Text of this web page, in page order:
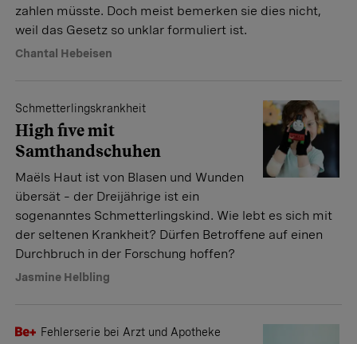
zahlen müsste. Doch meist bemerken sie dies nicht,
weil das Gesetz so unklar formuliert ist.
Chantal Hebeisen
Schmetterlingskrankheit
High five mit
Samthandschuhen
Maëls Haut ist von Blasen und Wunden
übersät – der Dreijährige ist ein
sogenanntes Schmetterlingskind. Wie lebt es sich mit
der seltenen Krankheit? Dürfen Betroffene auf einen
Durchbruch in der Forschung hoffen?
Jasmine Helbling
Fehlerserie bei Arzt und Apotheke